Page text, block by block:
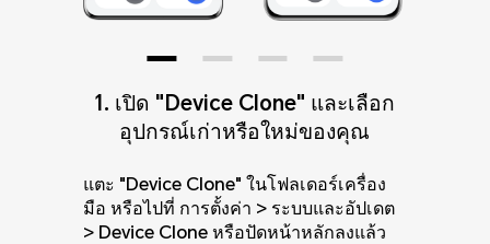
1. เปิด "Device Clone" และเลือก
อุปกรณ์เก่าหรือใหม่ของคุณ
แตะ "Device Clone" ในโฟลเดอร์เครื่อง
มือ หรือไปที่ การตั้งค่า > ระบบและอัปเดต
> Device Clone หรือปัดหน้าหลักลงแล้ว
1. บนอุปกรณ์ใหม่ เปิด “Device
Clone” และเลือกประเภทอุปกรณ์
บนโทรศัพท์เครื่องใหม่ของคุณ ไปที่ การตั้ง
ค่า > ระบบและอัปเดต > Device Clone
แตะ "นี่คืออุปกรณ์ใหม่" และเลือกประเภท
1. บนอุปกรณ์ใหม่ เปิด “Device
Clone” และเลือกประเภทอุปกรณ์
บนโทรศัพท์เครื่องใหม่ของคุณ ไปที่ การตั้ง
ค่า > ระบบและการอัปเดต > Device
Clone แตะ "นี่คืออุปกรณ์ใหม่" และเลือก
1. บนอุปกรณ์ใหม่ เปิด “Device
Clone” และเลือกประเภทอุปกรณ์
บนโทรศัพท์เครื่องใหม่ของคุณ ไปที่ การตั้ง
ค่า > ระบบและการอัปเดต > Device
Clone แตะ "นี่คืออุปกรณ์ใหม่" และเลือก